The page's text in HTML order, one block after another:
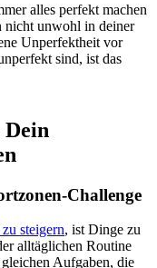
alles perfekt machen
nicht unwohl in deiner
Unperfektheit vor
sind, ist das
Dein
Challenge
steigern, ist Dinge zu
alltäglichen Routine
Aufgaben, die